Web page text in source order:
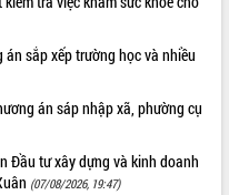
sắp xếp trường học và nhiều
án sáp nhập xã, phường cụ
Đầu tư xây dựng và kinh doanh
(07/08/2026, 19:47)